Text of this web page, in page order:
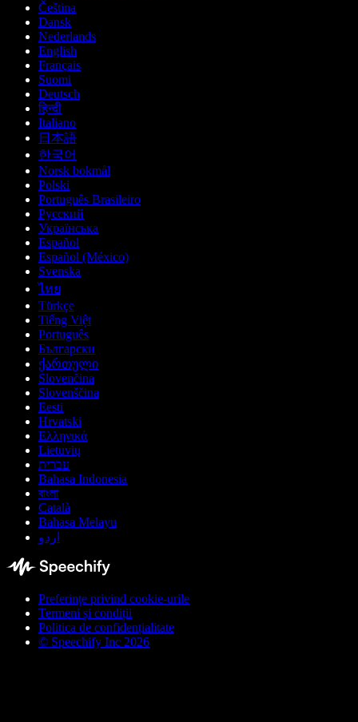
Čeština
Dansk
Nederlands
English
Français
Suomi
Deutsch
हिन्दी
Italiano
日本語
한국어
Norsk bokmål
Polski
Português Brasileiro
Русский
Українська
Español
Español (México)
Svenska
ไทย
Türkçe
Tiếng Việt
Português
Български
ქართული
Slovenčina
Slovenščina
Eesti
Hrvatski
Ελληνικά
Lietuvių
עברית
Bahasa Indonesia
বাংলা
Català
Bahasa Melayu
اردو
Preferințe privind cookie-urile
Termeni și condiții
Politica de confidențialitate
© Speechify Inc 2026